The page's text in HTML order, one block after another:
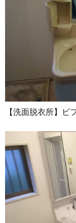
【洗面脱衣所】ビ